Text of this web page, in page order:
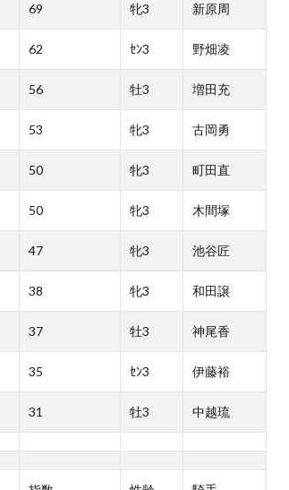
69 牝3 新原周
62 ｾﾝ3 野畑凌
56 牡3 増田充
53 牝3 古岡勇
50 牝3 町田直
50 牝3 木間塚
47 牝3 池谷匠
38 牝3 和田譲
37 牡3 神尾香
35 ｾﾝ3 伊藤裕
31 牡3 中越琉